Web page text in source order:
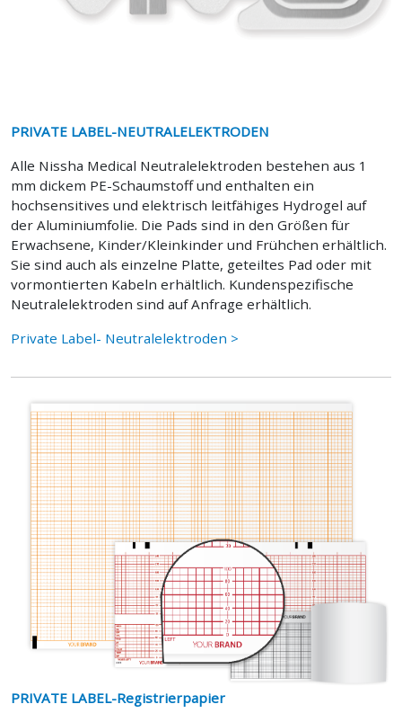
PRIVATE LABEL-NEUTRALELEKTRODEN
Alle Nissha Medical Neutralelektroden bestehen aus 1
mm dickem PE-Schaumstoff und enthalten ein
hochsensitives und elektrisch leitfähiges Hydrogel auf
der Aluminiumfolie. Die Pads sind in den Größen für
Erwachsene, Kinder/Kleinkinder und Frühchen erhältlich.
Sie sind auch als einzelne Platte, geteiltes Pad oder mit
vormontierten Kabeln erhältlich. Kundenspezifische
Neutralelektroden sind auf Anfrage erhältlich.
Private Label- Neutralelektroden >
PRIVATE LABEL-Registrierpapier